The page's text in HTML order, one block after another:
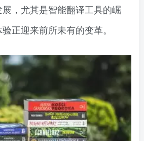
，尤其是智能翻译工具的崛
正迎来前所未有的变革。